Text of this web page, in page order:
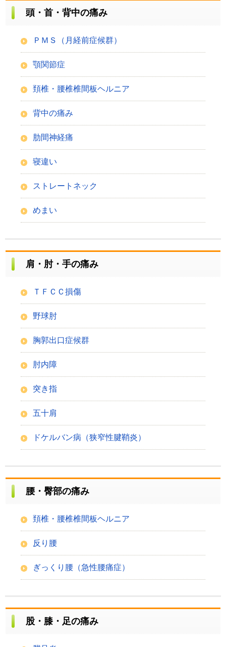
頭・首・背中の痛み
ＰＭＳ（月経前症候群）
顎関節症
頚椎・腰椎椎間板ヘルニア
背中の痛み
肋間神経痛
寝違い
ストレートネック
めまい
肩・肘・手の痛み
ＴＦＣＣ損傷
野球肘
胸郭出口症候群
肘内障
突き指
五十肩
ドケルバン病（狭窄性腱鞘炎）
腰・臀部の痛み
頚椎・腰椎椎間板ヘルニア
反り腰
ぎっくり腰（急性腰痛症）
股・膝・足の痛み